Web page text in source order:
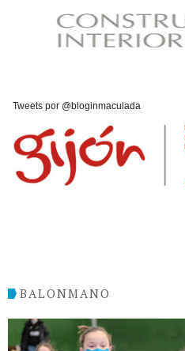
Tweets por @bloginmaculada
BALONMANO